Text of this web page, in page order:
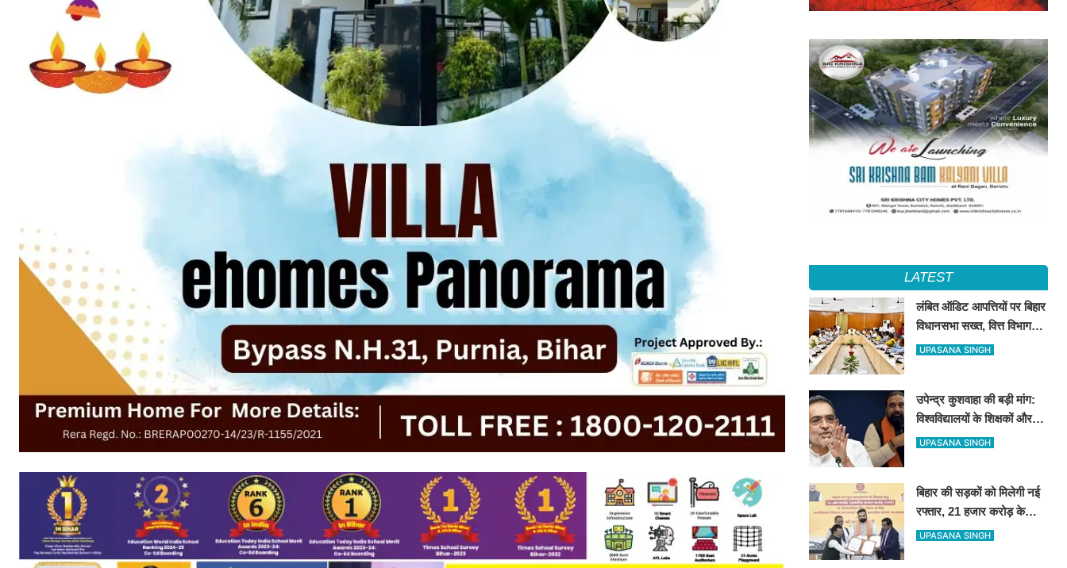
LATEST
लंबित ऑडिट आपत्तियों पर बिहार
विधानसभा सख्त, वित्त विभाग
बना नोडल एजेंसी; सभी विभागों
UPASANA SINGH
उपेन्द्र कुशवाहा की बड़ी मांग:
विश्वविद्यालयों के शिक्षकों और
कर्मचारियों को भी मिले कैशलेस
UPASANA SINGH
बिहार की सड़कों को मिलेगी नई
रफ्तार, 21 हजार करोड़ के
वित्तपोषण पर सरकार और
UPASANA SINGH